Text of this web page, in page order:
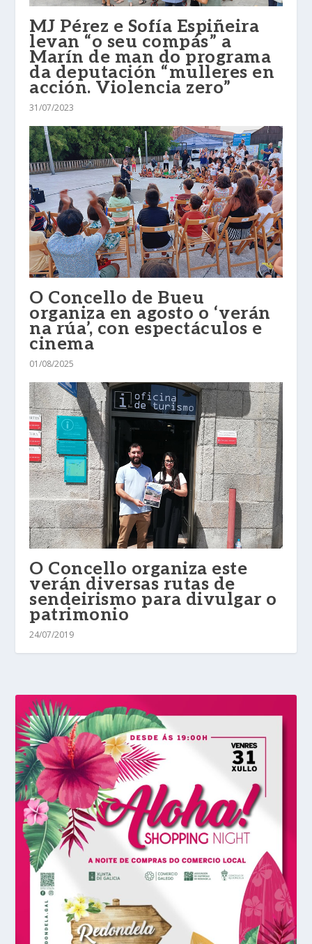
MJ Pérez e Sofía Espiñeira
levan “o seu compás” a
Marín de man do programa
da deputación “mulleres en
acción. Violencia zero”
31/07/2023
O Concello de Bueu
organiza en agosto o ‘verán
na rúa’, con espectáculos e
cinema
01/08/2025
O Concello organiza este
verán diversas rutas de
sendeirismo para divulgar o
patrimonio
24/07/2019